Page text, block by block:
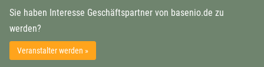
Sie haben Interesse Geschäftspartner von basenio.de zu
werden?
Veranstalter werden »